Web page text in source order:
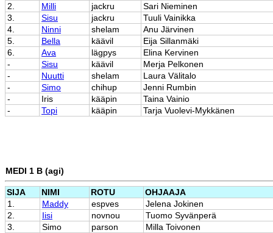
2.
Milli jackru
Sari Nieminen
3.
Sisu jackru
Tuuli Vainikka
4.
Ninni shelam
Anu Järvinen
5.
Bella käävil
Eija Sillanmäki
6.
Ava lägpys
Elina Kervinen
-
Sisu käävil
Merja Pelkonen
-
Nuutti shelam
Laura Välitalo
-
Simo chihup
Jenni Rumbin
-
Iris kääpin
Taina Vainio
-
Topi kääpin Tarja Vuolevi-Mykkänen
MEDI 1 B (agi)
SIJA NIMI ROTU
OHJAAJA
1.
Maddy espves
Jelena Jokinen
2.
Iisi novnou
Tuomo Syvänperä
3.
Simo parson
Milla Toivonen